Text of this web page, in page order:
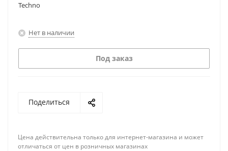
Techno
Нет в наличии
Под заказ
Поделиться
Цена действительна только для интернет-магазина и может
отличаться от цен в розничных магазинах